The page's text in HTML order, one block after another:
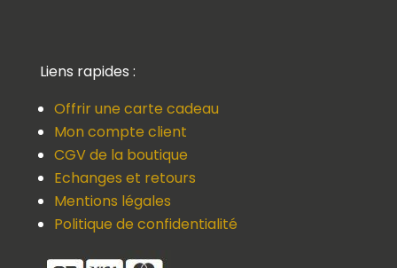
Liens rapides :
Offrir une carte cadeau
Mon compte client
CGV de la boutique
Echanges et retours
Mentions légales
Politique de confidentialité